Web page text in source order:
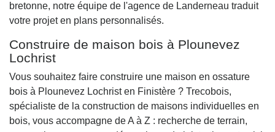
bretonne, notre équipe de l'agence de Landerneau traduit
votre projet en plans personnalisés.
Construire de maison bois à Plounevez
Lochrist
Vous souhaitez faire construire une maison en ossature
bois à Plounevez Lochrist en Finistère ? Trecobois,
spécialiste de la construction de maisons individuelles en
bois, vous accompagne de A à Z : recherche de terrain,